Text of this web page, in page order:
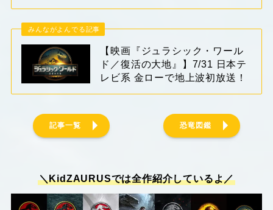
みんながよんでる記事
【映画『ジュラシック・ワール
ド／復活の大地』】7/31 日本テ
レビ系 金ローで地上波初放送！
記事一覧 恐竜図鑑
＼KidZAURUSでは全作紹介しているよ／